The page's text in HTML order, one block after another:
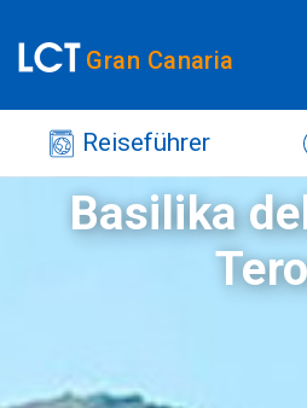
Gran Canaria
Reiseführer
Basilika